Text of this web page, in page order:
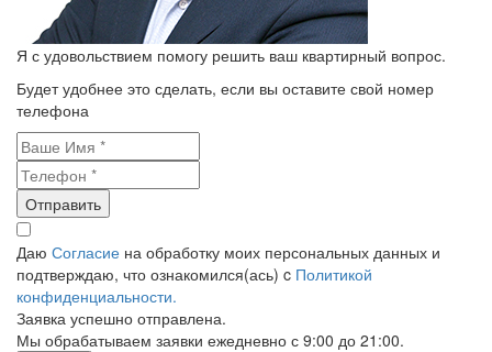
Я с удовольствием помогу решить ваш квартирный вопрос.
Будет удобнее это сделать, если вы оставите свой номер
телефона
Отправить
Даю Согласие на обработку моих персональных данных и
подтверждаю, что ознакомился(ась) c Политикой
конфиденциальности.
Заявка успешно отправлена.
Мы обрабатываем заявки ежедневно с 9:00 до 21:00.